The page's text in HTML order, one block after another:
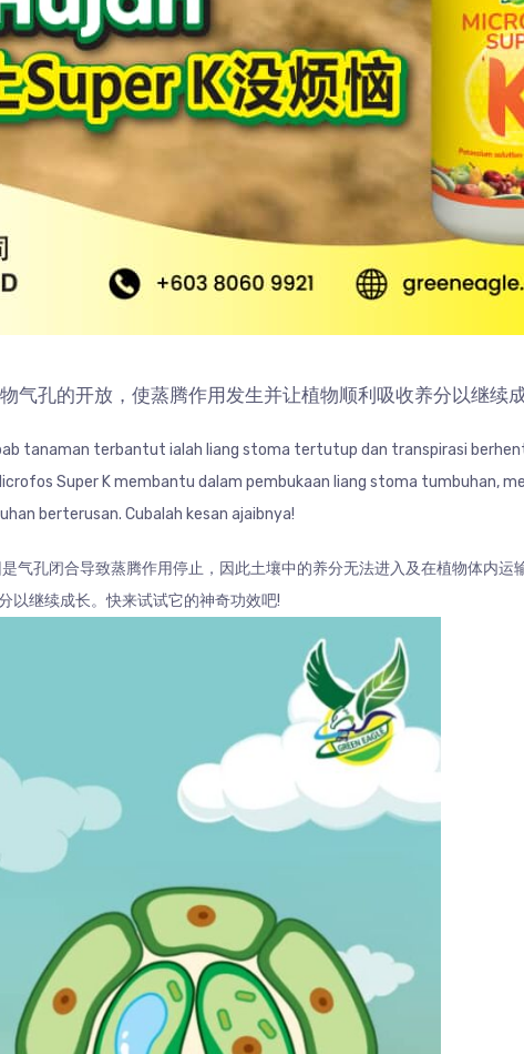
气孔的开放，使蒸腾作用发生并让植物顺利吸收养分以继续
tanaman terbantut ialah liang stoma tertutup dan transpirasi
Super K membantu dalam pembukaan liang stoma tumbuhan,
berterusan. Cubalah kesan ajaibnya!
气孔闭合导致蒸腾作用停止，因此土壤中的养分无法进入及在植物体内运
以继续成长。快来试试它的神奇功效吧!